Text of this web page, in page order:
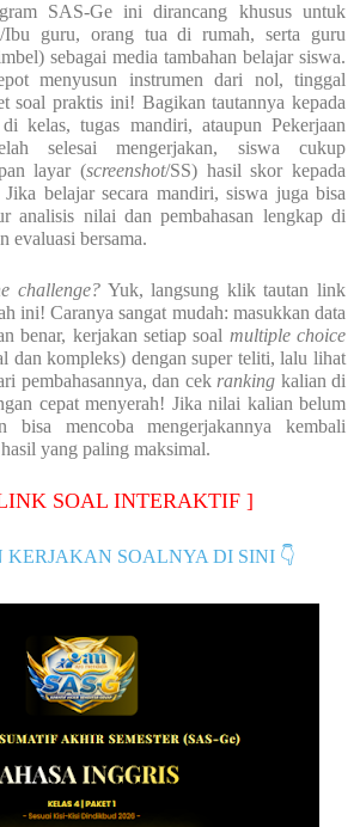
SAS-Ge ini dirancang khusus untuk
Ibu guru, orang tua di rumah, serta guru
sebagai media tambahan belajar siswa.
menyusun instrumen dari nol, tinggal
soal praktis ini! Bagikan tautannya kepada
kelas, tugas mandiri, ataupun Pekerjaan
selesai mengerjakan, siswa cukup
layar (screenshot/SS) hasil skor kepada
belajar secara mandiri, siswa juga bisa
analisis nilai dan pembahasan lengkap di
evaluasi bersama.
challenge? Yuk, langsung klik tautan link
ini! Caranya sangat mudah: masukkan data
benar, kerjakan setiap soal multiple choice
dan kompleks) dengan super teliti, lalu lihat
pembahasannya, dan cek ranking kalian di
cepat menyerah! Jika nilai kalian belum
bisa mencoba mengerjakannya kembali
yang paling maksimal.
SOAL INTERAKTIF ]
SOALNYA DI SINI 👇